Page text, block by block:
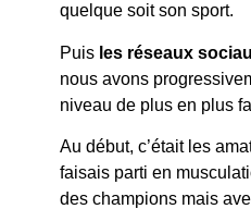
quelque soit son sport.
Puis les réseaux
nous avons
niveau de plus en plus
Au début, c’était les
faisais parti en
des champions mais